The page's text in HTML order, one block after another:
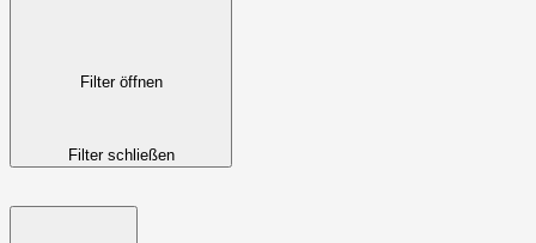
Filter öffnen
Filter schließen